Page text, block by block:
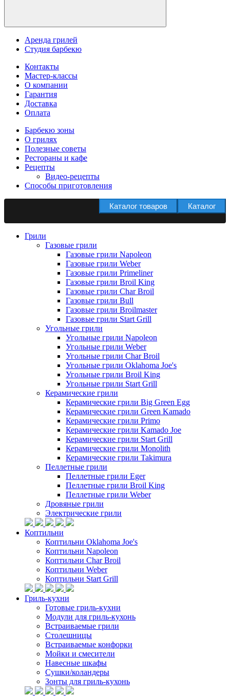
Аренда грилей
Студия барбекю
Контакты
Мастер-классы
О компании
Гарантия
Доставка
Оплата
Барбекю зоны
О грилях
Полезные советы
Рестораны и кафе
Рецепты
Видео-рецепты
Способы приготовления
Каталог
Каталог товаров
Грили
Газовые грили
Газовые грили Napoleon
Газовые грили Weber
Газовые грили Primeliner
Газовые грили Broil King
Газовые грили Char Broil
Газовые грили Bull
Газовые грили Broilmaster
Газовые грили Start Grill
Угольные грили
Угольные грили Napoleon
Угольные грили Weber
Угольные грили Char Broil
Угольные грили Oklahoma Joe's
Угольные грили Broil King
Угольные грили Start Grill
Керамические грили
Керамические грили Big Green Egg
Керамические грили Green Kamado
Керамические грили Primo
Керамические грили Kamado Joe
Керамические грили Start Grill
Керамические грили Monolith
Керамические грили Takimura
Пеллетные грили
Пеллетные грили Eger
Пеллетные грили Broil King
Пеллетные грили Weber
Дровяные грили
Электрические грили
Коптильни
Коптильни Oklahoma Joe's
Коптильни Napoleon
Коптильни Char Broil
Коптильни Weber
Коптильни Start Grill
Гриль-кухни
Готовые гриль-кухни
Модули для гриль-кухонь
Встраиваемые грили
Столешницы
Встраиваемые конфорки
Мойки и смесители
Навесные шкафы
Сушки/коландеры
Зонты для гриль-кухонь